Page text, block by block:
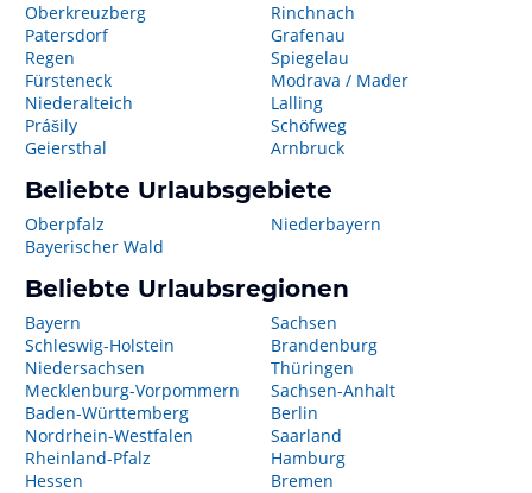
Oberkreuzberg
Patersdorf
Regen
Fürsteneck
Niederalteich
Prášily
Geiersthal
Rinchnach
Grafenau
Spiegelau
Modrava / Mader
Lalling
Schöfweg
Arnbruck
Beliebte Urlaubsgebiete
Oberpfalz
Bayerischer Wald
Niederbayern
Beliebte Urlaubsregionen
Bayern
Schleswig-Holstein
Niedersachsen
Mecklenburg-Vorpommern
Baden-Württemberg
Nordrhein-Westfalen
Rheinland-Pfalz
Hessen
Sachsen
Brandenburg
Thüringen
Sachsen-Anhalt
Berlin
Saarland
Hamburg
Bremen